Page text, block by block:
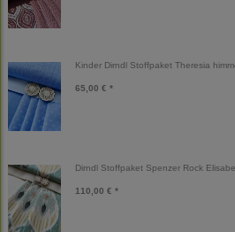
Kinder Dirndl Stoffpaket Theresia
65,00 € *
Dirndl Stoffpaket Spenzer Rock
110,00 € *